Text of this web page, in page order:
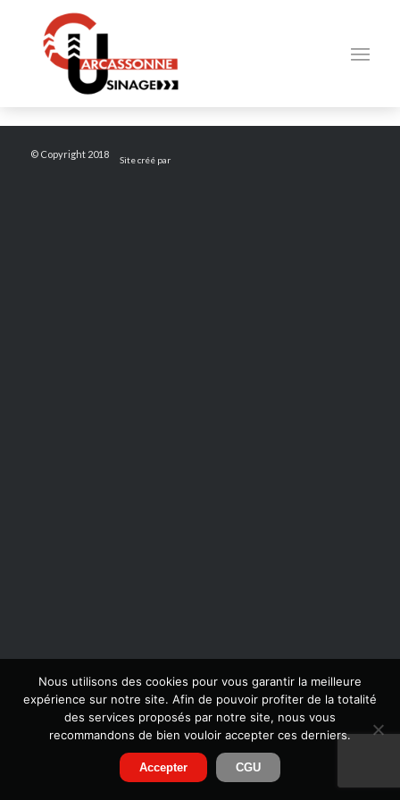
© Copyright 2018 Site créé par
Nous utilisons des cookies pour vous garantir la meilleure
expérience sur notre site. Afin de pouvoir profiter de la totalité
des services proposés par notre site, nous vous
recommandons de bien vouloir accepter ces derniers.
Accepter CGU